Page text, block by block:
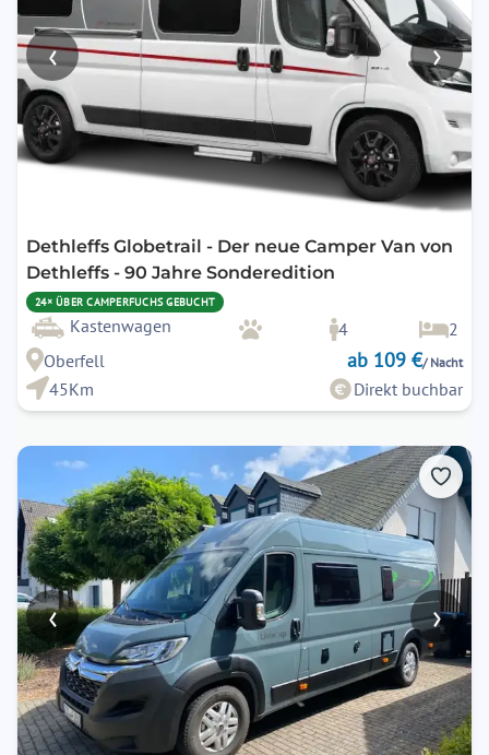
‹ ›
Dethleffs Globetrail - Der neue Camper Van von
Dethleffs - 90 Jahre Sonderedition
24× ÜBER CAMPERFUCHS GEBUCHT
Kastenwagen 4
2
Oberfell
ab 109 €/ Nacht
45Km Direkt buchbar
‹ ›